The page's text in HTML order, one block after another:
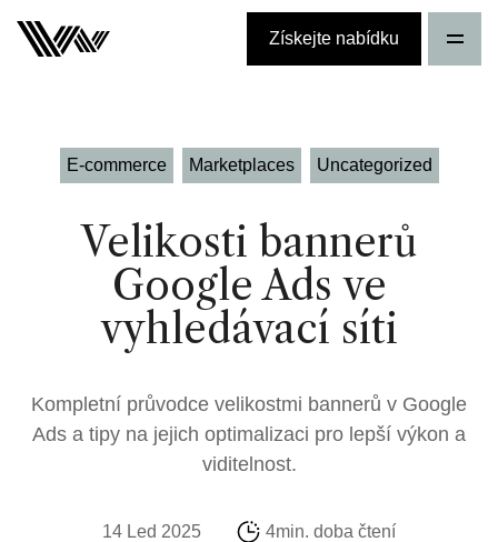
Získejte nabídku
E-commerce Marketplaces Uncategorized
Velikosti bannerů
Google Ads ve
vyhledávací síti
Kompletní průvodce velikostmi bannerů v Google
Ads a tipy na jejich optimalizaci pro lepší výkon a
viditelnost.
14 Led 2025 4min. doba čtení